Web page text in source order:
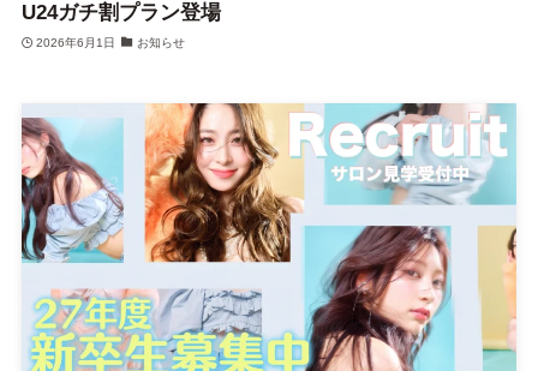
U24ガチ割プラン登場
2026年6月1日 お知らせ